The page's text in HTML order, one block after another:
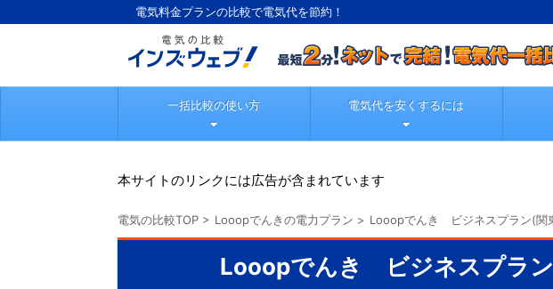
電気料金プランの比較で電気代を節約！
一括比較の使い方 電気代を安くするには
本サイトのリンクには広告が含まれています
電気の比較TOP > Looopでんきの電力プラン > Looopでんき ビジネスプラン(関
Looopでんき ビジネスプラ